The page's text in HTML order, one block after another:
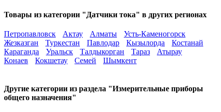
Товары из категории "Датчики тока" в других регионах
Петропавловск Актау Алматы
Усть-Каменогорск
Жезказган
Туркестан Павлодар Кызылорда
Костанай
Караганда
Уральск Талдыкорган Тараз
Атырау
Конаев
Кокшетау Семей Шымкент
Другие категории из раздела "Измерительные приборы
общего назначения"